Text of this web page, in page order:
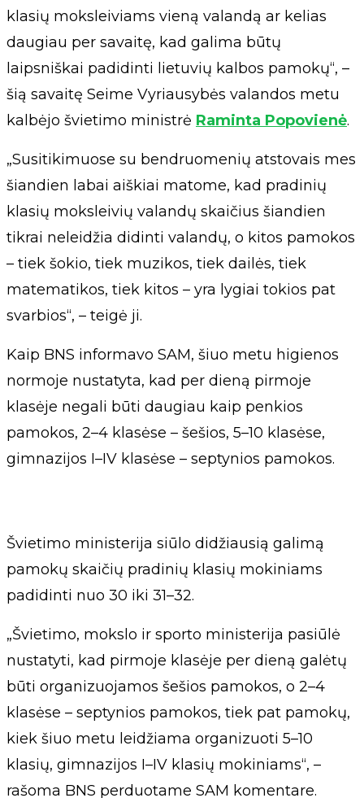
klasių moksleiviams vieną valandą ar kelias
daugiau per savaitę, kad galima būtų
laipsniškai padidinti lietuvių kalbos pamokų“, –
šią savaitę Seime Vyriausybės valandos metu
kalbėjo švietimo ministrė Raminta Popovienė.
„Susitikimuose su bendruomenių atstovais mes
šiandien labai aiškiai matome, kad pradinių
klasių moksleivių valandų skaičius šiandien
tikrai neleidžia didinti valandų, o kitos pamokos
– tiek šokio, tiek muzikos, tiek dailės, tiek
matematikos, tiek kitos – yra lygiai tokios pat
svarbios“, – teigė ji.
Kaip BNS informavo SAM, šiuo metu higienos
normoje nustatyta, kad per dieną pirmoje
klasėje negali būti daugiau kaip penkios
pamokos, 2–4 klasėse – šešios, 5–10 klasėse,
gimnazijos I–IV klasėse – septynios pamokos.
Švietimo ministerija siūlo didžiausią galimą
pamokų skaičių pradinių klasių mokiniams
padidinti nuo 30 iki 31–32.
„Švietimo, mokslo ir sporto ministerija pasiūlė
nustatyti, kad pirmoje klasėje per dieną galėtų
būti organizuojamos šešios pamokos, o 2–4
klasėse – septynios pamokos, tiek pat pamokų,
kiek šiuo metu leidžiama organizuoti 5–10
klasių, gimnazijos I–IV klasių mokiniams“, –
rašoma BNS perduotame SAM komentare.